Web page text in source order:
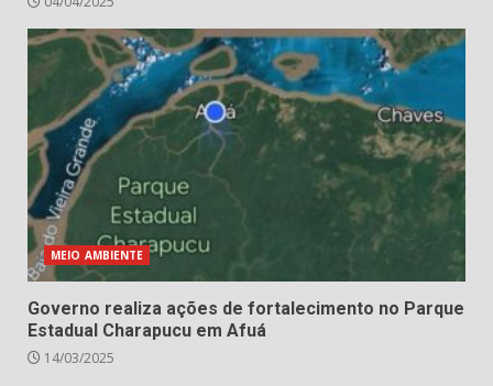
MEIO AMBIENTE
Governo realiza ações de fortalecimento no Parque
Estadual Charapucu em Afuá
14/03/2025